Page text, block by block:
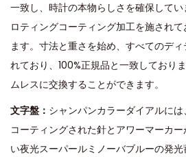
一致し、時計の本物らしさを確保して
ロティングコーティング加工を施され
ます。寸法と重さを始め、すべてのデ
れており、100%正規品と一致しており
ムレスに交換することができます。
文字盤： シャンパンカラーダイアルに
コーティングされた針とアワーマーカ
い夜光スーパールミノーバブルーの発